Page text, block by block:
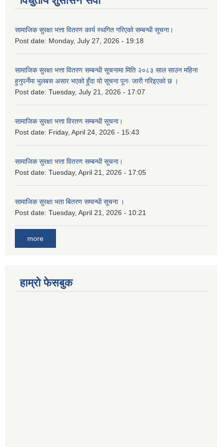
सामाजिक सुरक्षा भत्ता वितरण कार्य स्थगित गरिएको सम्बन्धी सूचना।
Post date: Monday, July 27, 2026 - 19:18
सामाजिक सुरक्षा भत्ता वितरण सम्बन्धी सूचनामा मिति २०८३ साल साउन महिना
हुनुपर्नेमा भुलबस असार भएको हुँदा यो सूचना पूनः जारी गरिइएको छ ।
Post date: Tuesday, July 21, 2026 - 17:07
सामाजिक सुरक्षा भत्ता विरतण सम्बन्धी सूचना।
Post date: Friday, April 24, 2026 - 15:43
सामाजिक सुरक्षा भत्ता वितरण सम्‍बन्धी सूचना।
Post date: Tuesday, April 21, 2026 - 17:05
सामाजिक सुरक्षा भता बितरण सम्वन्धी सूचना ।
Post date: Tuesday, April 21, 2026 - 10:21
more
हाम्रो फेसबुक